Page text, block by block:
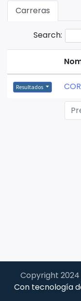
Carreras
Search:
Resultados
Copyright 2024
Con tecnología